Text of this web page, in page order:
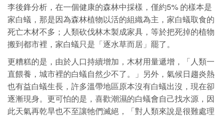
李後鋒分析，在一個健康的森林中採樣，僅約5% 的樣本是
家白蟻，那是因為森林植物以活的組織為主，家白蟻取食的
死亡木材不多；人類砍伐林木製成家具，等於把死掉的植物
搬到都市裡，家白蟻只是「逐水草而居」罷了。
更糟糕的是，由於人口持續增加，木材用量遞增，「人類一
直餵養，城市裡的白蟻自然少不了。」另外，氣候日趨炎熱
也有益白蟻生長，許多溫帶地區原本沒有白蟻出沒，現在卻
逐漸現身。更可怕的是，喜歡潮濕的白蟻會自己找水源，因
此天氣再乾旱也不至讓牠們滅絕，「對人類來說是很難處理